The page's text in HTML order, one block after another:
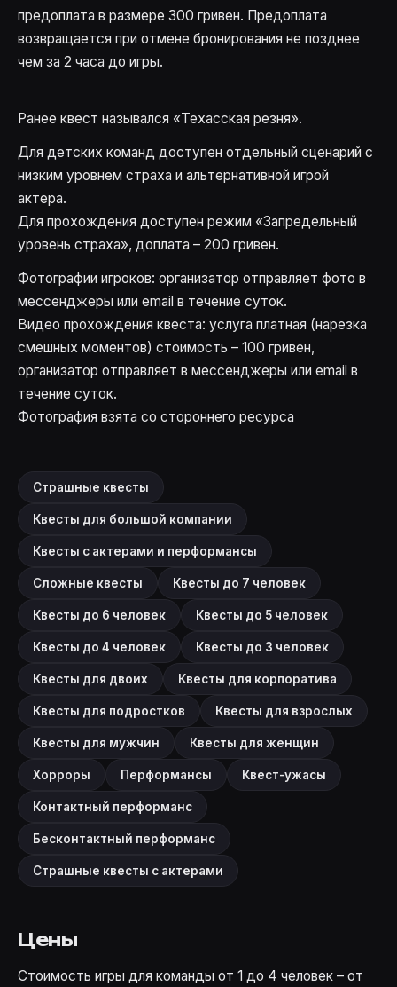
предоплата в размере 300 гривен. Предоплата
возвращается при отмене бронирования не позднее
чем за 2 часа до игры.
Ранее квест назывался «Техасская резня».
Для детских команд доступен отдельный сценарий с
низким уровнем страха и альтернативной игрой
актера.
Для прохождения доступен режим «Запредельный
уровень страха», доплата – 200 гривен.
Фотографии игроков: организатор отправляет фото в
мессенджеры или email в течение суток.
Видео прохождения квеста: услуга платная (нарезка
смешных моментов) стоимость – 100 гривен,
организатор отправляет в мессенджеры или email в
течение суток.
Фотография взята со стороннего ресурса
Страшные квесты
Квесты для большой компании
Квесты с актерами и перформансы
Сложные квесты Квесты до 7 человек
Квесты до 6 человек Квесты до 5 человек
Квесты до 4 человек Квесты до 3 человек
Квесты для двоих Квесты для корпоратива
Квесты для подростков Квесты для взрослых
Квесты для мужчин Квесты для женщин
Хорроры Перформансы Квест-ужасы
Контактный перформанс
Бесконтактный перформанс
Страшные квесты с актерами
Цены
Стоимость игры для команды от 1 до 4 человек – от